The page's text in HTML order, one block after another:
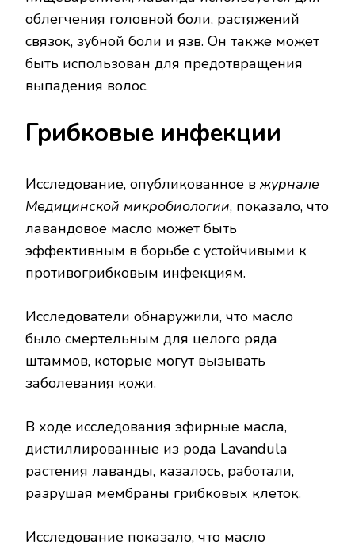
облегчения головной боли, растяжений
связок, зубной боли и язв. Он также может
быть использован для предотвращения
выпадения волос.
Грибковые инфекции
Исследование, опубликованное в журнале
Медицинской микробиологии, показало, что
лавандовое масло может быть
эффективным в борьбе с устойчивыми к
противогрибковым инфекциям.
Исследователи обнаружили, что масло
было смертельным для целого ряда
штаммов, которые могут вызывать
заболевания кожи.
В ходе исследования эфирные масла,
дистиллированные из рода Lavandula
растения лаванды, казалось, работали,
разрушая мембраны грибковых клеток.
Исследование показало, что масло